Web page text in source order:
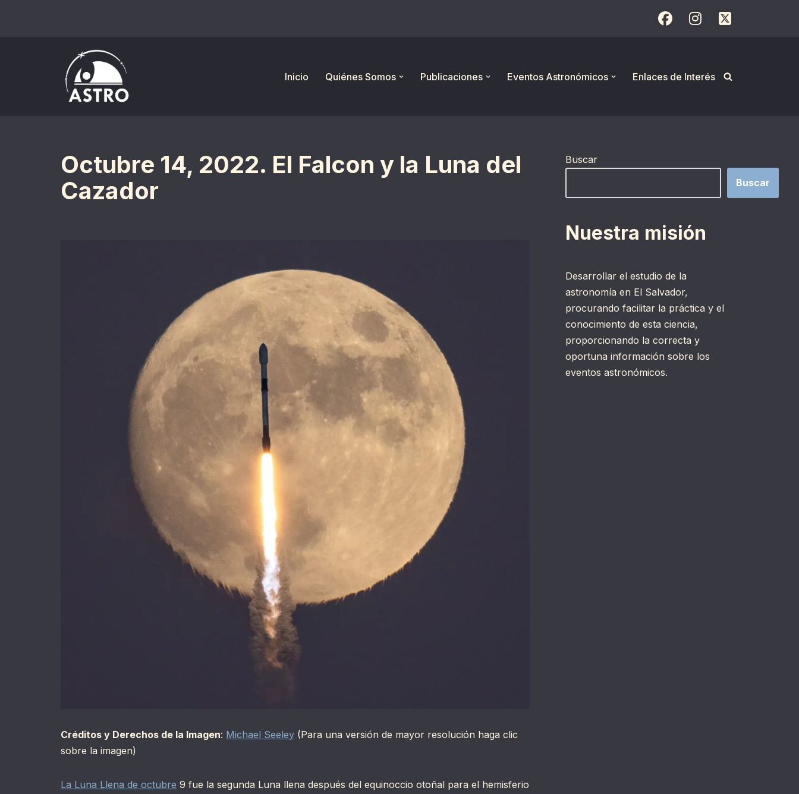
Inicio
Quiénes Somos Publicaciones Eventos Astronómicos Enlaces de Interés
Octubre 14, 2022. El Falcon y la Luna del
Cazador
Créditos y Derechos de la Imagen: Michael Seeley (Para una versión de mayor resolución haga clic
sobre la imagen)
La Luna Llena de octubre 9 fue la segunda Luna llena después del equinoccio otoñal para el hemisferio
Buscar
Buscar
Nuestra misión
Desarrollar el estudio de la
astronomía en El Salvador,
procurando facilitar la práctica y el
conocimiento de esta ciencia,
proporcionando la correcta y
oportuna información sobre los
eventos astronómicos.